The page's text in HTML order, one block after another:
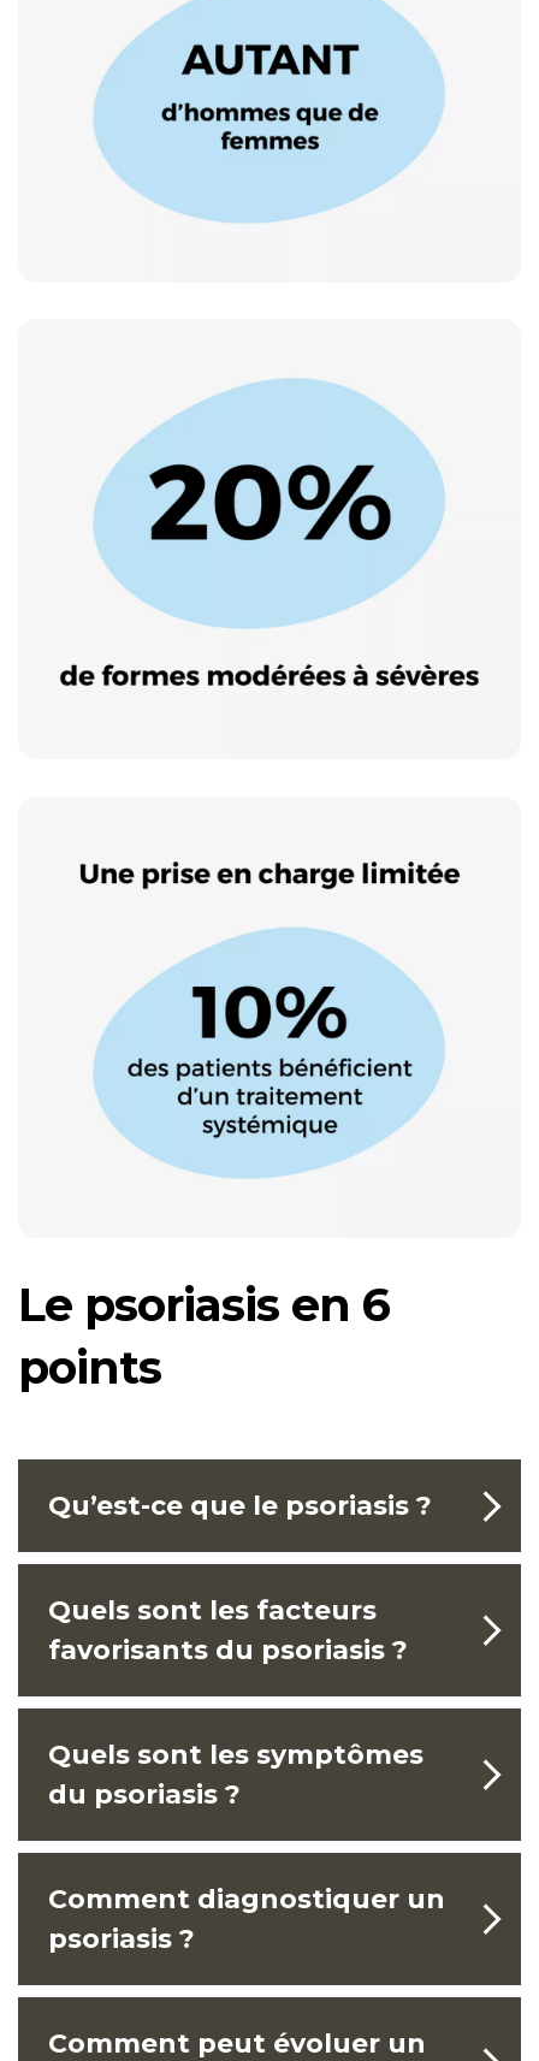
Le psoriasis en 6
points
Qu’est-ce que le psoriasis ?
Quels sont les facteurs
favorisants du psoriasis ?
Quels sont les symptômes
du psoriasis ?​
Comment diagnostiquer un
psoriasis ?
Comment peut évoluer un